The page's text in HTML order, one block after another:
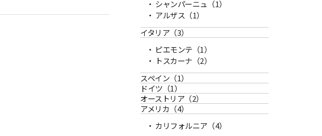
シャンパーニュ （1）
アルザス （1）
イタリア （3）
ピエモンテ （1）
トスカーナ （2）
スペイン （1）
ドイツ （1）
オーストリア （2）
アメリカ （4）
カリフォルニア （4）